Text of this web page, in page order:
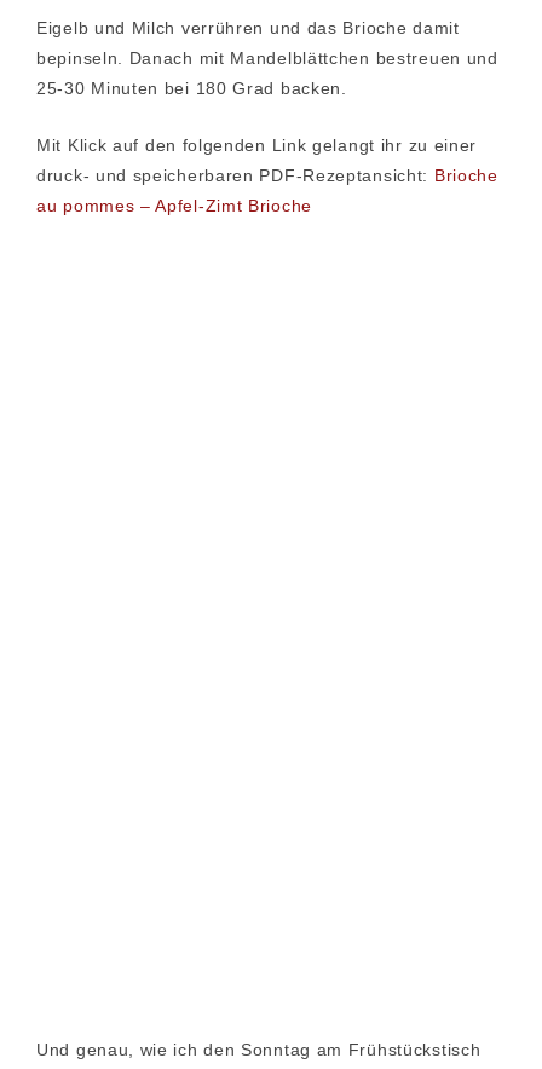
Eigelb und Milch verrühren und das Brioche damit
bepinseln. Danach mit Mandelblättchen bestreuen und
25-30 Minuten bei 180 Grad backen.
Mit Klick auf den folgenden Link gelangt ihr zu einer
druck- und speicherbaren PDF-Rezeptansicht: Brioche
au pommes – Apfel-Zimt Brioche
Und genau, wie ich den Sonntag am Frühstückstisch